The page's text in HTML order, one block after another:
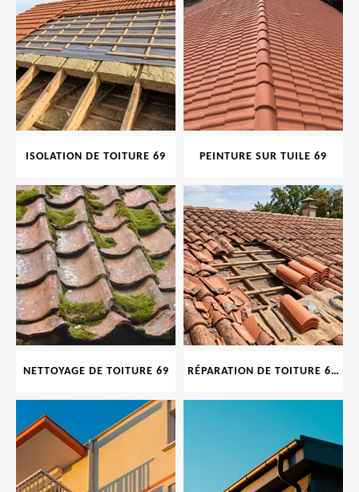
ISOLATION DE TOITURE 69 PEINTURE SUR TUILE 69
NETTOYAGE DE TOITURE 69 RÉPARATION DE TOITURE 69 RHONE, TUILES CASSÉES OU ABIMÉES